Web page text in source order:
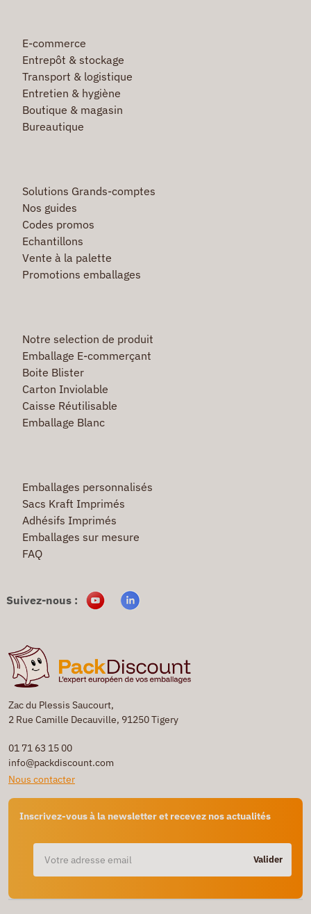
Zac du Plessis Saucourt,
2 Rue Camille Decauville, 91250 Tigery
01 71 63 15 00
info@packdiscount.com
Nous contacter
Inscrivez-vous à la newsletter et recevez nos actualités
Valider
E-commerce
Entrepôt & stockage
Transport & logistique
Entretien & hygiène
Boutique & magasin
Bureautique
Solutions Grands-comptes
Nos guides
Codes promos
Echantillons
Vente à la palette
Promotions emballages
Notre selection de produit
Emballage E-commerçant
Boite Blister
Carton Inviolable
Caisse Réutilisable
Emballage Blanc
Emballages personnalisés
Sacs Kraft Imprimés
Adhésifs Imprimés
Emballages sur mesure
FAQ
Suivez-nous :